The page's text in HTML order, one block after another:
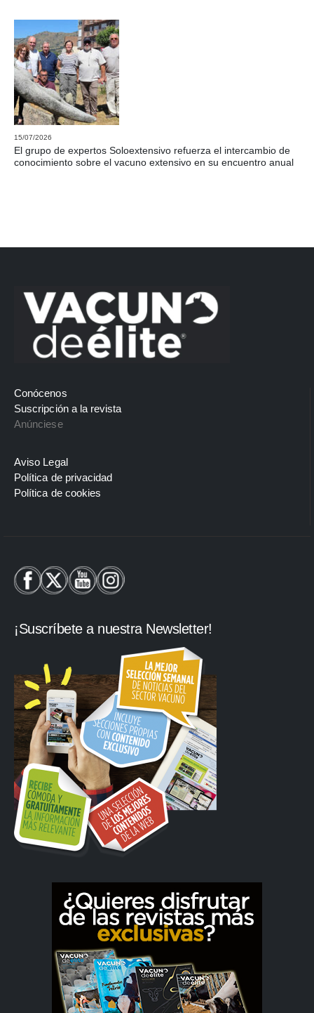
15/07/2026
El grupo de expertos Soloextensivo refuerza el intercambio de
conocimiento sobre el vacuno extensivo en su encuentro anual
Conócenos
Suscripción a la revista
Anúnciese
Aviso Legal
Política de privacidad
Política de cookies
¡Suscríbete a nuestra Newsletter!